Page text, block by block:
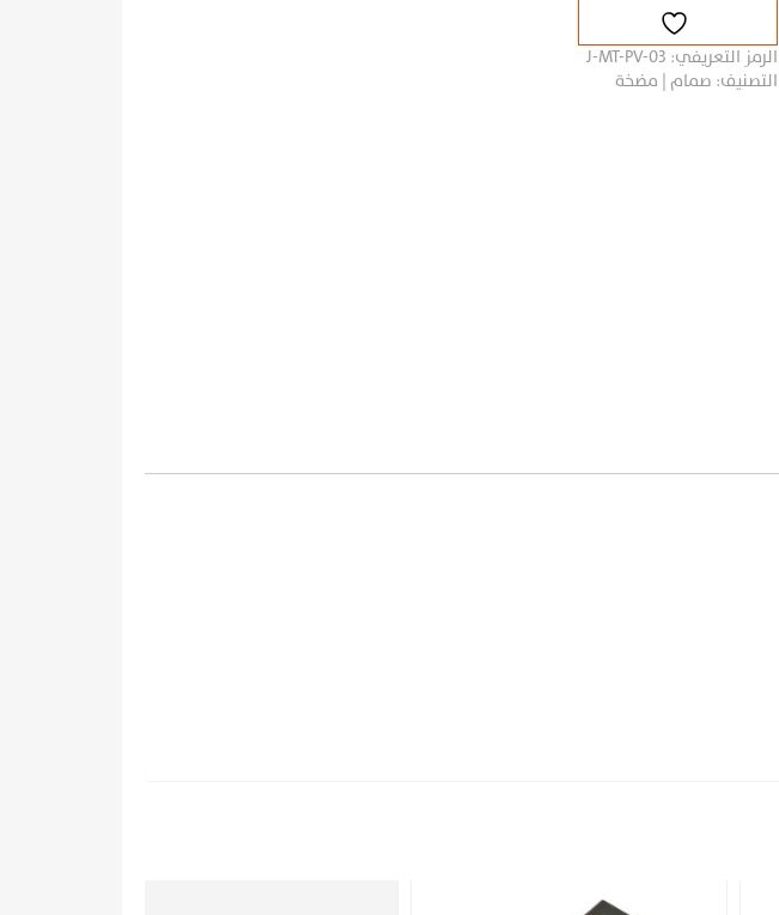
الرمز التعريفي: J-MT-PV-03
التصنيف: صمام | مضخة